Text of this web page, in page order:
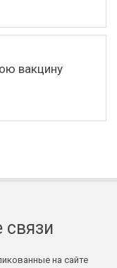
вакцину
на сайте